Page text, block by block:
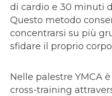
di cardio e 30 minuti
Questo metodo
concentrarsi su più
sfidare il proprio
Nelle palestre YMCA
cross-training